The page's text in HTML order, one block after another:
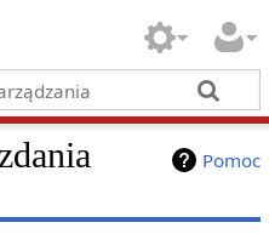
Pomoc